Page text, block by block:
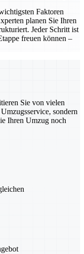
Faktoren
planen Sie Ihren
Jeder Schritt ist
freuen können –
Sie von vielen
sondern
Ihren Umzug noch